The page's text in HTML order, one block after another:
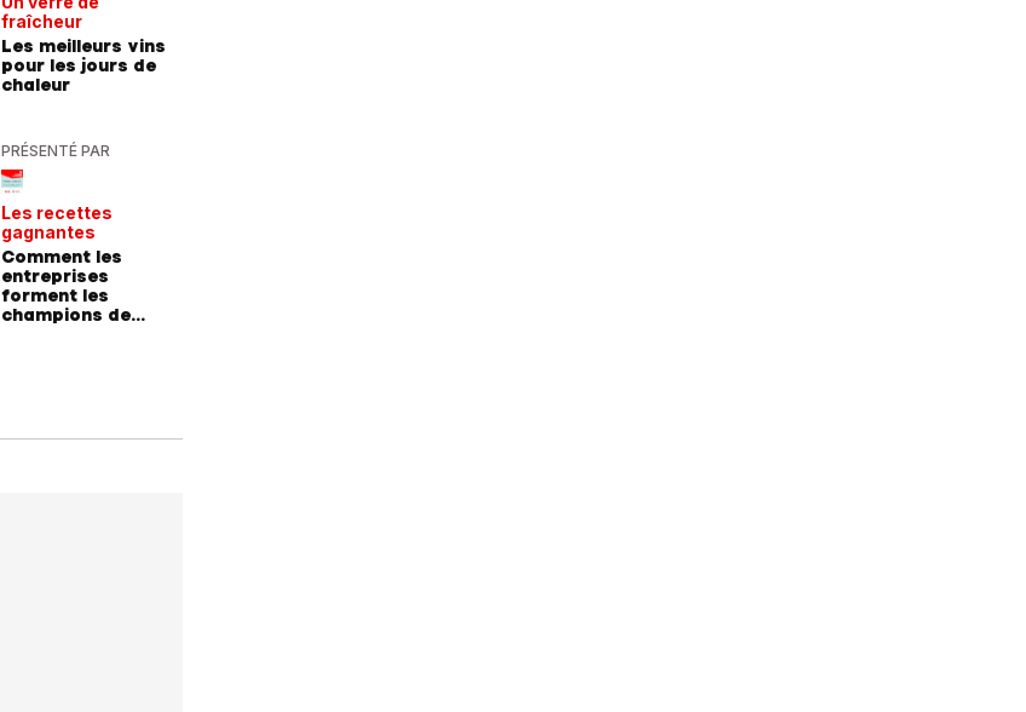
fraîcheur
Les meilleurs vins
pour les jours de
chaleur
PRÉSENTÉ PAR
Les recettes
gagnantes
Comment les
entreprises
forment les
champions de